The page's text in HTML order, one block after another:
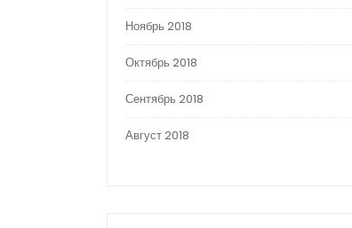
Ноябрь 2018
Октябрь 2018
Сентябрь 2018
Август 2018